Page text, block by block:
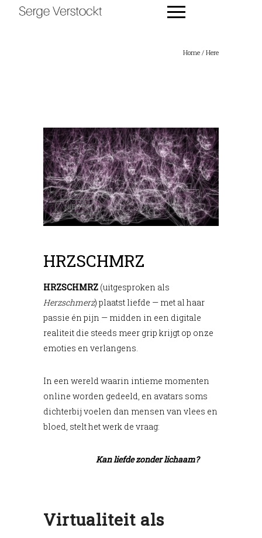
Home / Here
NIEUWS
HRZSCHMRZ
HRZSCHMRZ (uitgesproken als
Herzschmerz) plaatst liefde — met al haar
passie én pijn — midden in een digitale
realiteit die steeds meer grip krijgt op onze
emoties en verlangens.
In een wereld waarin intieme momenten
online worden gedeeld, en avatars soms
dichterbij voelen dan mensen van vlees en
bloed, stelt het werk de vraag:
Kan liefde zonder lichaam?
Virtualiteit als